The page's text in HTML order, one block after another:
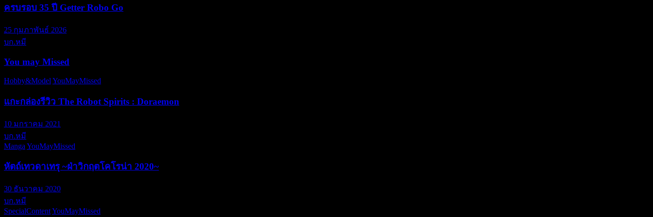
ครบรอบ 35 ปี Getter Robo Go
25 กุมภาพันธ์ 2026
บก.หมี
You may Missed
Hobby&Model YouMayMissed
แกะกล่องรีวิว The Robot Spirits : Doraemon
10 มกราคม 2021
บก.หมี
Manga YouMayMissed
หัตถ์เทวดาเทรุ ~ฝ่าวิกฤตโคโรน่า 2020~
30 ธันวาคม 2020
บก.หมี
SpecialContentYouMayMissed